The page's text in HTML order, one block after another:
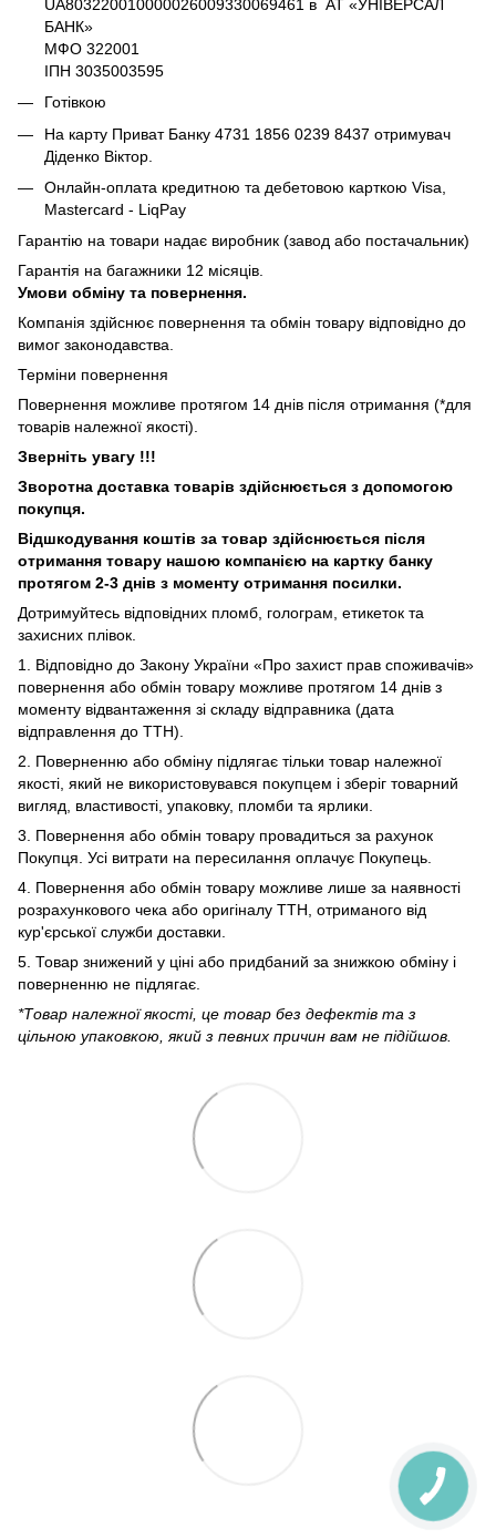
UA803220010000026009330069461 в АТ «УНІВЕРСАЛ
БАНК»
МФО 322001
ІПН 3035003595
Готівкою
На карту Приват Банку 4731 1856 0239 8437 отримувач
Діденко Віктор.
Онлайн-оплата кредитною та дебетовою карткою Visa,
Mastercard - LiqPay
Гарантію на товари надає виробник (завод або постачальник)
Гарантія на багажники 12 місяців.
Умови обміну та повернення.
Компанія здійснює повернення та обмін товару відповідно до
вимог законодавства.
Терміни повернення
Повернення можливе протягом 14 днів після отримання (*для
товарів належної якості).
Зверніть увагу !!!
Зворотна доставка товарів здійснюється з допомогою
покупця.
Відшкодування коштів за товар здійснюється після
отримання товару нашою компанією на картку банку
протягом 2-3 днів з моменту отримання посилки.
Дотримуйтесь відповідних пломб, голограм, етикеток та
захисних плівок.
1. Відповідно до Закону України «Про захист прав споживачів»
повернення або обмін товару можливе протягом 14 днів з
моменту відвантаження зі складу відправника (дата
відправлення до ТТН).
2. Поверненню або обміну підлягає тільки товар належної
якості, який не використовувався покупцем і зберіг товарний
вигляд, властивості, упаковку, пломби та ярлики.
3. Повернення або обмін товару провадиться за рахунок
Покупця. Усі витрати на пересилання оплачує Покупець.
4. Повернення або обмін товару можливе лише за наявності
розрахункового чека або оригіналу ТТН, отриманого від
кур'єрської служби доставки.
5. Товар знижений у ціні або придбаний за знижкою обміну і
поверненню не підлягає.
*Товар належної якості, це товар без дефектів та з
цільною упаковкою, який з певних причин вам не підійшов.